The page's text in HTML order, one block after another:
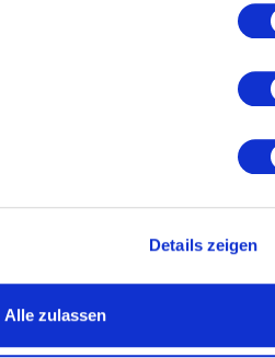
Details zeigen
Alle zulassen
Potenziale Ihres Publikums zum
Expertin für HR und
Vereinbarkeit